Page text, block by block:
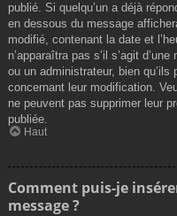
publié. Si quelqu’un a déjà
en dessous du message
modifié, contenant la date et
n’apparaîtra pas s’il s’agit
ou un administrateur, bien
concernant leur modification.
ne peuvent pas supprimer leur
publiée.
Haut
Comment puis-je
message ?